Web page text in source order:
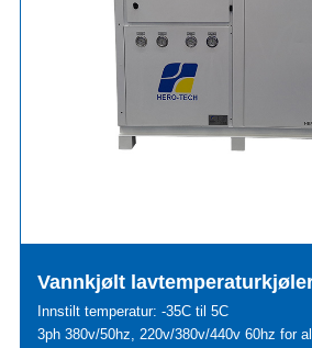
Vannkjølt
Innstilt temperatur: -35C til 5C
3ph 380v/50hz, 220v/380v/440v 60hz for